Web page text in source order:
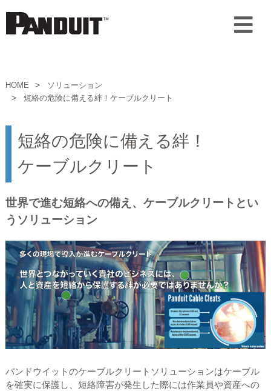
HOME
ソリューション
短絡の危険に備える絆！ケーブルクリート
短絡の危険に備える絆！
ケーブルクリート
世界で進む短絡への備え、ケーブルクリートとい
うソリューション
パンドウイットのケーブルクリートソリューションはケーブル
を確実に保護し、短絡障害が発生した際には作業員や資産への